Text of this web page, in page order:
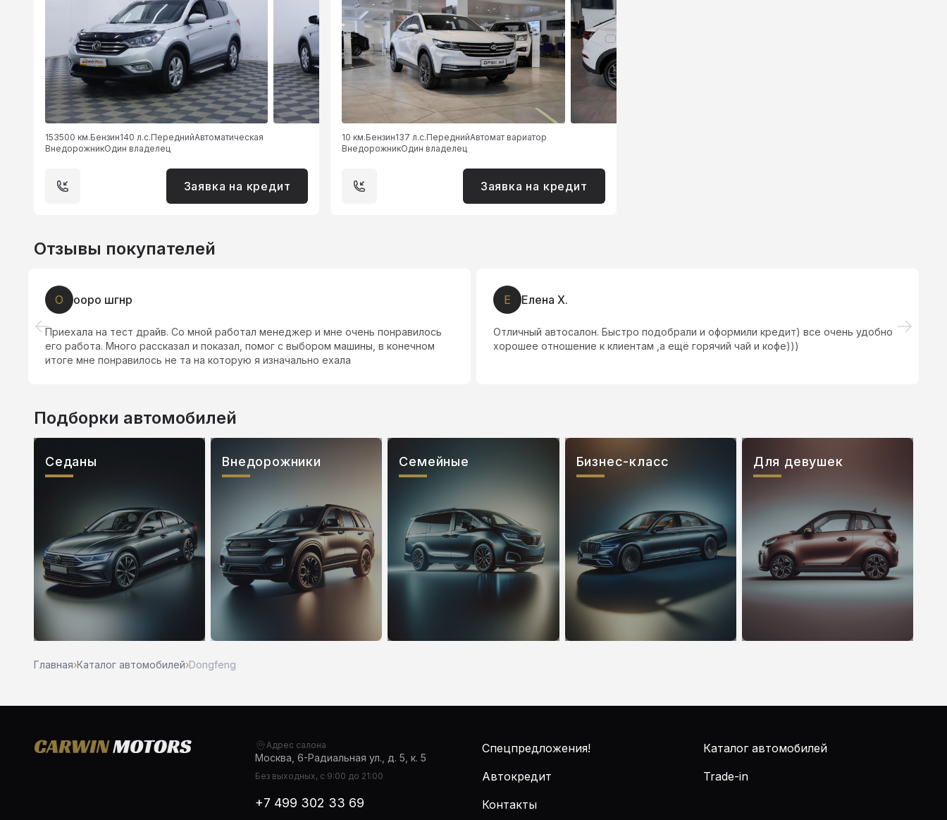
153500 км.Бензин140 л.с.ПереднийАвтоматическая
ВнедорожникОдин владелец
Заявка на кредит
10 км.Бензин137 л.с.ПереднийАвтомат вариатор
ВнедорожникОдин владелец
Заявка на кредит
Отзывы покупателей
О ооро шгнр
Приехала на тест драйв. Со мной работал менеджер и мне очень понравилось
его работа. Много рассказал и показал, помог с выбором машины, в конечном
итоге мне понравилось не та на которую я изначально ехала
Е Елена Х.
Отличный автосалон. Быстро подобрали и оформили кредит) все очень удобно
хорошее отношение к клиентам ,а ещё горячий чай и кофе)))
Подборки автомобилей
Седаны Внедорожники Семейные Бизнес-класс Для девушек
Главная›Каталог автомобилей›Dongfeng
Адрес салона
Москва, 6-Радиальная ул., д. 5, к. 5
Без выходных, с 9:00 до 21:00
+7 499 302 33 69
Спецпредложения!
Каталог автомобилей
Автокредит
Trade-in
Контакты